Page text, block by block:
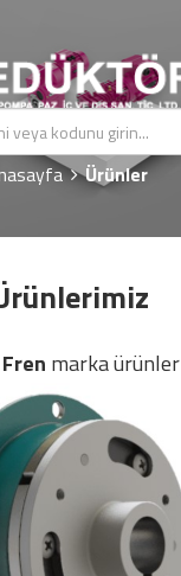
Ürünler
Ürünler
marka ürünler